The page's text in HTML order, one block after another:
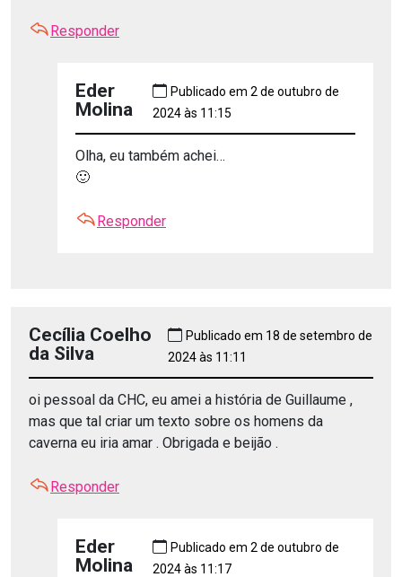
Responder
Eder
Molina
Publicado em 2 de outubro de
2024 às 11:15
Olha, eu também achei…
🙂
Responder
Cecília Coelho
da Silva
Publicado em 18 de setembro de
2024 às 11:11
oi pessoal da CHC, eu amei a história de Guillaume ,
mas que tal criar um texto sobre os homens da
caverna eu iria amar . Obrigada e beijão .
Responder
Eder
Molina
Publicado em 2 de outubro de
2024 às 11:17